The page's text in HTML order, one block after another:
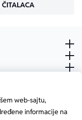
web-sajtu,
informacije na